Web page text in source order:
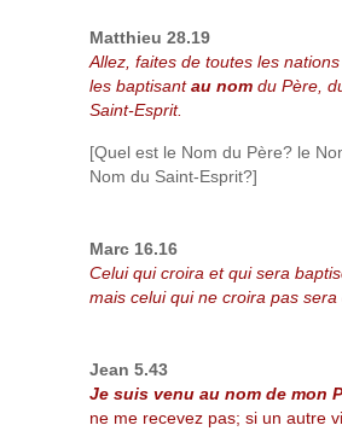
Matthieu 28.19
Allez, faites de toutes les nations
les baptisantau nom du Père,
Saint-Esprit.
[Quel est le Nom du Père? le
Nom du Saint-Esprit?]
Marc 16.16
Celui qui croira et qui sera
mais celui qui ne croira pas sera
Jean 5.43
Je suis venu au nom de mon
ne me recevez pas; si un autre